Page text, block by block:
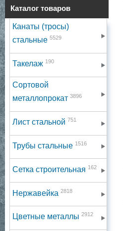
Каталог товаров
Канаты (тросы)
стальные 5529
Такелаж 190
Сортовой
металлопрокат 3896
Лист стальной 751
Трубы стальные 1516
Сетка строительная 162
Нержавейка 2818
Цветные металлы 2912